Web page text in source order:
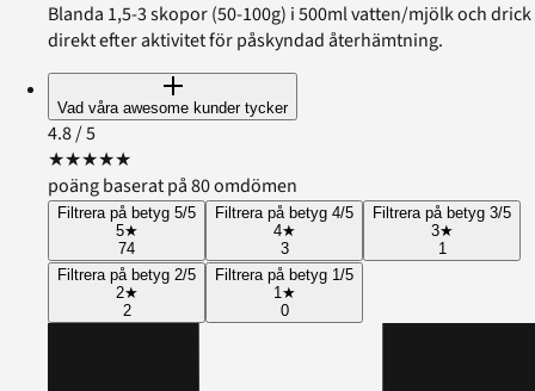
Blanda 1,5-3 skopor (50-100g) i 500ml vatten/mjölk och drick
direkt efter aktivitet för påskyndad återhämtning.
Vad våra awesome kunder tycker
4.8/ 5
★★★★★
poäng baserat på 80 omdömen
Filtrera på betyg 5/5
5★
74
Filtrera på betyg 4/5
4★
3
Filtrera på betyg 3/5
3★
1
Filtrera på betyg 2/5
2★
2
Filtrera på betyg 1/5
1★
0